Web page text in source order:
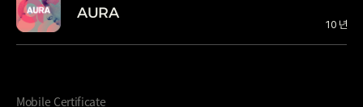
AURA
AURA AURA
10 년
Mobile Certificate